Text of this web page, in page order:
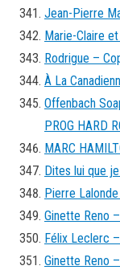
Jean-Pierre
Marie-Claire
Rodrigue –
À La
Offenbach
PROG HARD
MARC
Dites lui que
Pierre
Ginette Reno
Félix Leclerc
Ginette Reno